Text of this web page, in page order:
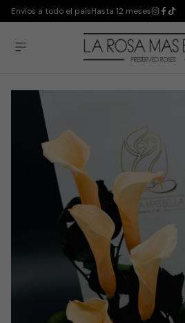
Envíos a todo el paísHasta 12 meses